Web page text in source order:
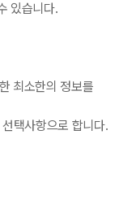
있습니다.
최소한의 정보를
택사항으로 합니다.